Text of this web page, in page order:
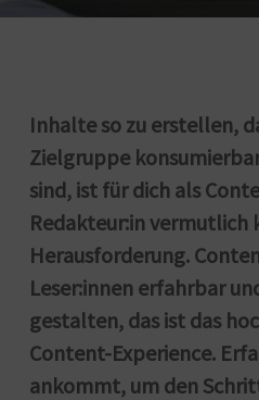
Inhalte so zu erstellen,
Zielgruppe
sind, ist für dich als
Redakteur:in vermutlich
Herausforderung.
Leser:innen erfahrbar
gestalten, das ist das
Content-Experience.
ankommt, um den